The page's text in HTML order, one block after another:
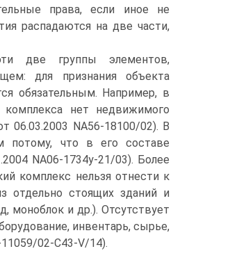
права, если иное не
распадаются на две части,
две группы элементов,
для признания объекта
обязательным. Например, в
нет недвижимого
06.03.2003 NА56-18100/02). В
потому, что в его составе
NА06-1734у-21/03). Более
комплекс нельзя отнести к
отдельно стоящих зданий и
моноблок и др.). Отсутствует
инвентарь, сырье,
02-C43-V/14).